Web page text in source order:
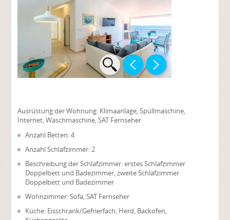
Ausrüstung der Wohnung: Klimaanlage, Spüllmaschine,
Internet, Waschmaschine, SAT Fernseher
Anzahl Betten: 4
Anzahl Schlafzimmer: 2
Beschreibung der Schlafzimmer: erstes Schlafzimmer
Doppelbett und Badezimmer, zweite Schlafzimmer
Doppelbett und Badezimmer
Wohnzimmer: Sofa, SAT Fernseher
Küche: Eisschrank/Gefrierfach, Herd, Backofen,